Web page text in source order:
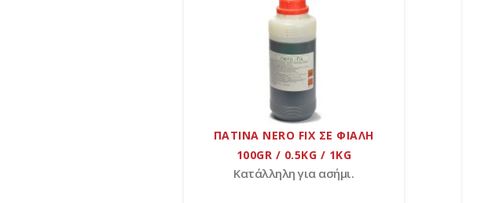
ΠΑΤΙΝΑ NERO FIX ΣΕ ΦΙΑΛΗ
100GR / 0.5KG / 1KG
Κατάλληλη για ασήμι.